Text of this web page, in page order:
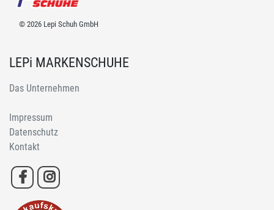
© 2026 Lepi Schuh GmbH
LEPi MARKENSCHUHE
Das Unternehmen
Impressum
Datenschutz
Kontakt